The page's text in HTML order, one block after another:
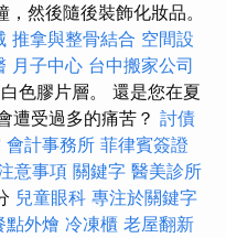
然後隨後裝飾化妝品。
推拿與整骨結合 空間設
月子中心 台中搬家公司
色膠片層。 還是您在夏
遭受過多的痛苦？ 討債
會計事務所 菲律賓簽證
意事項 關鍵字 醫美診所
兒童眼科 專注於關鍵字
點外燴 冷凍櫃 老屋翻新